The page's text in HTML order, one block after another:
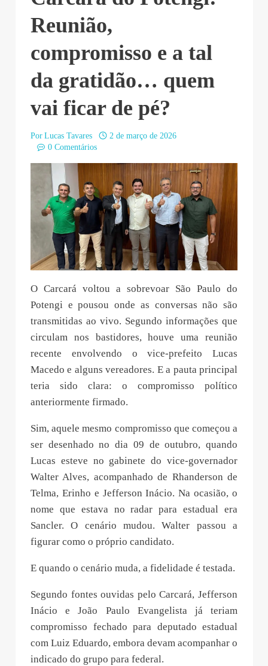
Reunião,
compromisso e a tal
da gratidão… quem
vai ficar de pé?
Por Lucas Tavares
2 de março de 2026
0 Comentários
O Carcará voltou a sobrevoar São Paulo do
Potengi e pousou onde as conversas não são
transmitidas ao vivo. Segundo informações que
circulam nos bastidores, houve uma reunião
recente envolvendo o vice-prefeito Lucas
Macedo e alguns vereadores. E a pauta principal
teria sido clara: o compromisso político
anteriormente firmado.
Sim, aquele mesmo compromisso que começou a
ser desenhado no dia 09 de outubro, quando
Lucas esteve no gabinete do vice-governador
Walter Alves, acompanhado de Rhanderson de
Telma, Erinho e Jefferson Inácio. Na ocasião, o
nome que estava no radar para estadual era
Sancler. O cenário mudou. Walter passou a
figurar como o próprio candidato.
E quando o cenário muda, a fidelidade é testada.
Segundo fontes ouvidas pelo Carcará, Jefferson
Inácio e João Paulo Evangelista já teriam
compromisso fechado para deputado estadual
com Luiz Eduardo, embora devam acompanhar o
indicado do grupo para federal.